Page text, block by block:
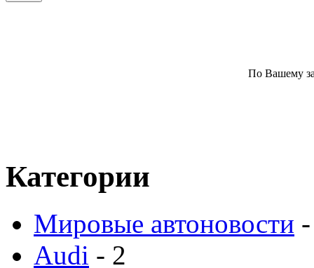
По Вашему
Категории
Мировые автоновости
Audi - 2